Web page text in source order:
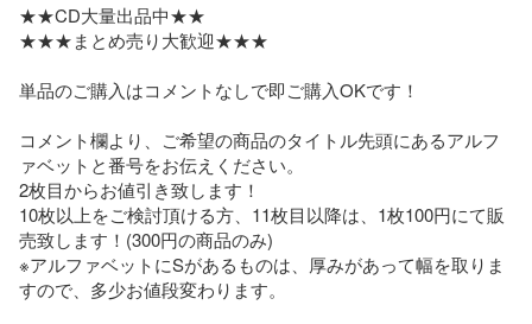
★★CD大量出品中★★
★★★まとめ売り大歓迎★★★
単品のご購入はコメントなしで即ご購入OKです！
コメント欄より、ご希望の商品のタイトル先頭にあるアルフ
ァベットと番号をお伝えください。
2枚目からお値引き致します！
10枚以上をご検討頂ける方、11枚目以降は、1枚100円にて販
売致します！(300円の商品のみ)
※アルファベットにSがあるものは、厚みがあって幅を取りま
すので、多少お値段変わります。